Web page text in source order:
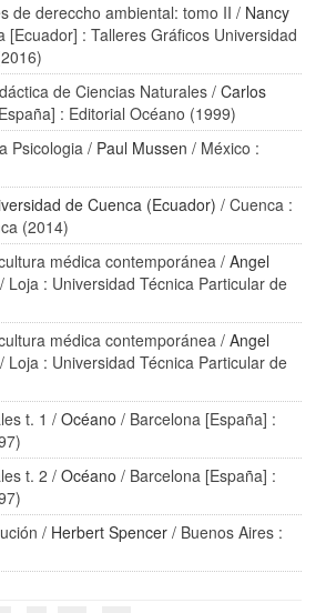
de dereccho ambiental: tomo II / Nancy
[Ecuador] : Talleres Gráficos Universidad
de Ciencias Naturales /Carlos
: Editorial Océano (1999)
Psicologia / Paul Mussen / México :
de Cuenca (Ecuador) / Cuenca :
(2014)
médica contemporánea /Angel
/ Loja : Universidad Técnica Particular de
médica contemporánea /Angel
/ Loja : Universidad Técnica Particular de
t. 1 /Océano / Barcelona [España] :
t. 2 /Océano / Barcelona [España] :
/ Herbert Spencer / Buenos Aires :